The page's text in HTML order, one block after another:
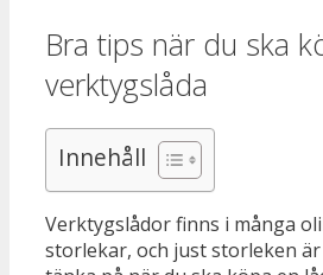
Bra tips när du ska
verktygslåda
Innehåll
Verktygslådor finns i många
storlekar, och just storleken